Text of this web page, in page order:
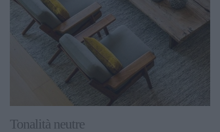
Tonalità neutre